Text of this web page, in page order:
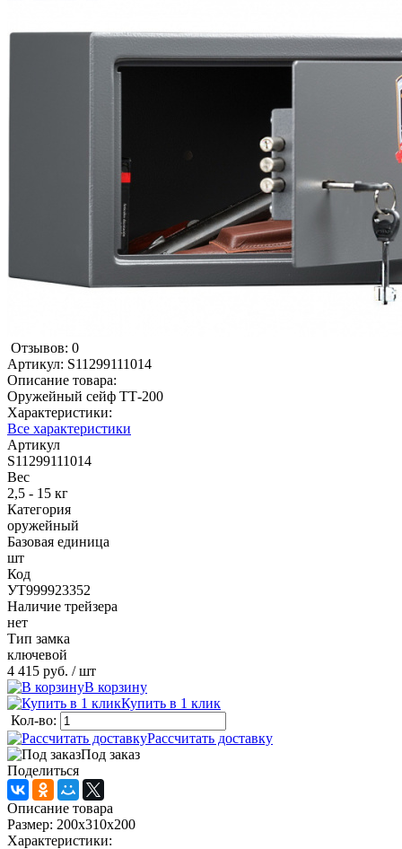
Отзывов: 0
Артикул: S11299111014
Описание товара:
Оружейный сейф ТТ-200
Характеристики:
Все характеристики
Артикул
S11299111014
Вес
2,5 - 15 кг
Категория
оружейный
Базовая единица
шт
Код
УТ999923352
Наличие трейзера
нет
Тип замка
ключевой
4 415 руб. / шт
В корзину
Купить в 1 клик
Кол-во:
Рассчитать доставку
Под заказ
Поделиться
Описание товара
Размер: 200x310x200
Характеристики: